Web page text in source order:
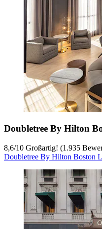
Doubletree By Hilton
8,6/10 Großartig! (1.935
Doubletree By Hilton Boston